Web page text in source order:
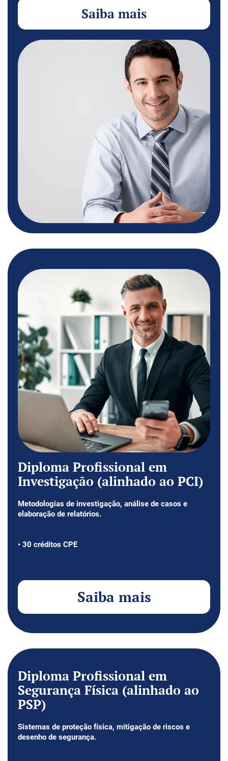
Saiba mais
Diploma Profissional em
Investigação (alinhado ao PCI)
Metodologias de investigação, análise de casos e
elaboração de relatórios.
• 30 créditos CPE
Saiba mais
Diploma Profissional em
Segurança Física (alinhado ao
PSP)
Sistemas de proteção física, mitigação de riscos e
desenho de segurança.